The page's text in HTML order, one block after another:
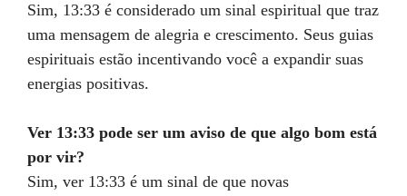
Sim, 13:33 é considerado um sinal espiritual que traz
uma mensagem de alegria e crescimento. Seus guias
espirituais estão incentivando você a expandir suas
energias positivas.
Ver 13:33 pode ser um aviso de que algo bom está
por vir?
Sim, ver 13:33 é um sinal de que novas